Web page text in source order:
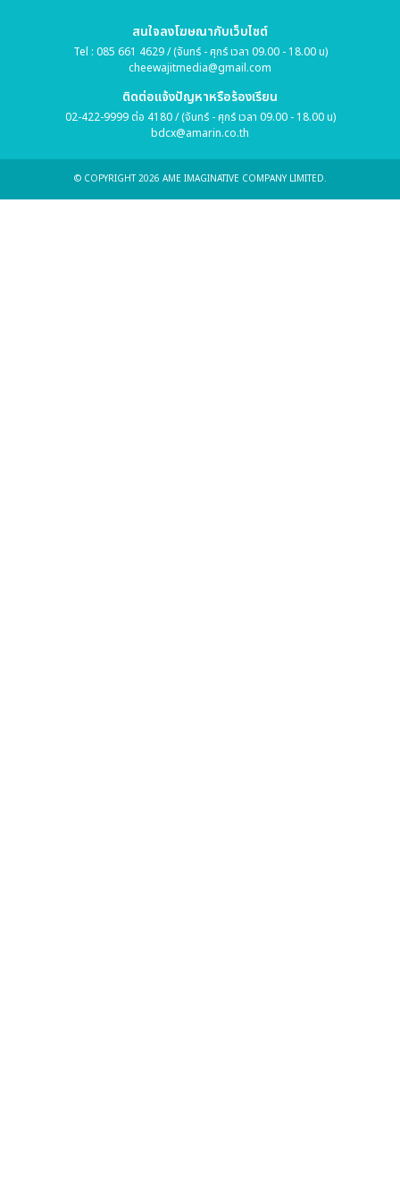
สนใจลงโฆษณากับเว็บไซต์
Tel : 085 661 4629 / (จันทร์ - ศุกร์ เวลา 09.00 - 18.00 น)
cheewajitmedia@gmail.com
ติดต่อแจ้งปัญหาหรือร้องเรียน
02-422-9999 ต่อ 4180 / (จันทร์ - ศุกร์ เวลา 09.00 - 18.00 น)
bdcx@amarin.co.th
© COPYRIGHT 2026 AME IMAGINATIVE COMPANY LIMITED.